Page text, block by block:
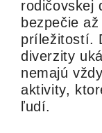
rodičovskej
bezpečie
príležitostí.
diverzity
nemajú
aktivity,
ľudí.